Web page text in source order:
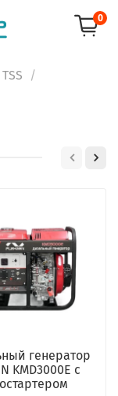
0
генератор
KMD3000E с